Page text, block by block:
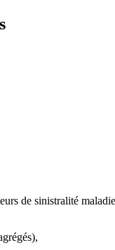
de sinistralité